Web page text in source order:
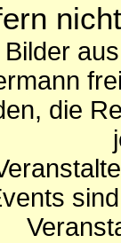
Bilder
die